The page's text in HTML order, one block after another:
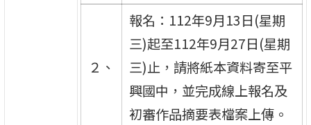
２、
報名：112年9月13日(星期
三)起至112年9月27日(星期
三)止，請將紙本資料寄至平
興國中，並完成線上報名及
初審作品摘要表檔案上傳。